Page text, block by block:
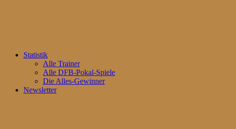
Statistik
Alle Trainer
Alle DFB-Pokal-Spiele
Die Alles-Gewinner
Newsletter